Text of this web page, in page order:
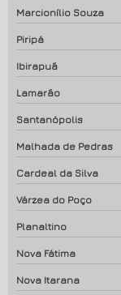
Marcionílio Souza
Piripá
Ibirapuã
Lamarão
Santanópolis
Malhada de Pedras
Cardeal da Silva
Várzea do Poço
Planaltino
Nova Fátima
Nova Itarana